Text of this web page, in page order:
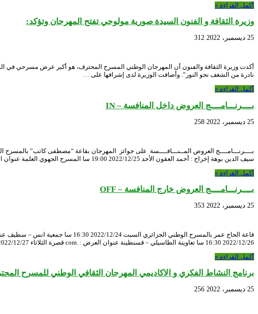
أكمل القراءة »
وزيرة الثقافة و الفنون السيدة صورية مولوجي تفتح المهرجان وتؤكد:
25 ديسمبر، 2022 312
أكدت وزيرة الثقافة والفنون أن المهرجان الوطني المسرح المحترف، هو أكبر عرض مسرحي في
نادرة من الشغف نحو النور”. وأضافت الوزيرة لدى إشرافها على …
أكمل القراءة »
بــــرنـــامــــج العروض داخل المنافسة – IN
25 ديسمبر، 2022 258
سيف الدين بوهة إخراج : أحمد العقون الأحد 2022/12/25 19:00 سا المسرح الجهوي العلمة عنوان العرض: موت الذات الثالثة …
أكمل القراءة »
بــــرنـــامــــج العروض خارج المنافسة – OFF
25 ديسمبر، 2022 353
2022/12/26 16:30 سا تعاوينة الطاسيلي – قسنطينة عنوان العرض : .com قصرة الثلاثاء 2022/12/27 16:30 …
أكمل القراءة »
برنامج النشاط الفكري و الاكاديمي المهرجان الثقافي الوطني للمسرح
25 ديسمبر، 2022 256